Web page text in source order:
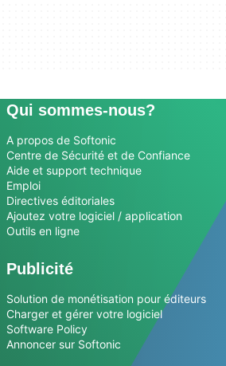
Qui sommes-nous?
A propos de Softonic
Centre de Sécurité et de Confiance
Aide et support technique
Emploi
Directives éditoriales
Ajoutez votre logiciel / application
Outils en ligne
Publicité
Solution de monétisation pour éditeurs
Charger et gérer votre logiciel
Software Policy
Annoncer sur Softonic